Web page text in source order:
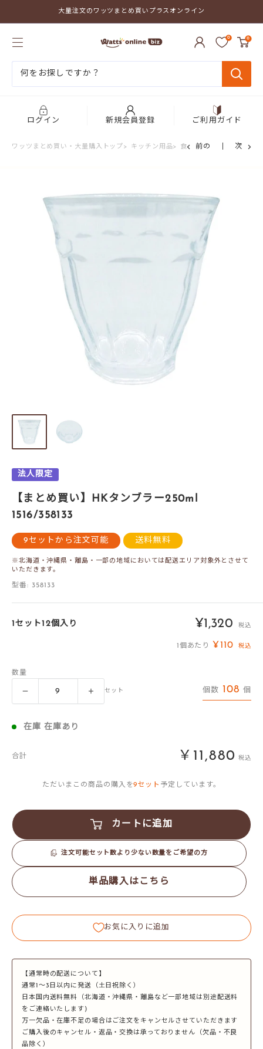
テ
大量注文のワッツまとめ買いプラスオンライン
ッ
と
め
ン
0 0
ログイン 新規会員登録 ご利用ガイド
ワッツまとめ買い・大量購入トップ > キッチン用品> 食器・カトラリー> コッ
前の 次
法人限定
【まとめ買い】HKタンブラー250ml
1516/358133
9セットから注文可能 送料無料
※北海道・沖縄県・離島・一部の地域においては配送エリア対象外とさせて
いただきます。
型番: 358133
1セット12個入り
販
売
¥1,320 税込
1個あたり ¥110 税込
数量
セット 個数 108 個
在庫 在庫あり
合計 ￥11,880 税込
ただいまこの商品の購入を9セット 予定しています。
カートに追加
注文可能セット数より少ない数量をご希望の方
単品購入はこちら
お気に入りに追加
【通常時の配送について】
通常1～3日以内に発送（土日祝除く）
日本国内送料無料（北海道・沖縄県・離島など一部地域は別途配送料
をご連絡いたします)
万一欠品・在庫不足の場合はご注文をキャンセルさせていただきます
ご購入後のキャンセル・返品・交換は承っておりません（欠品・不良
品除く）